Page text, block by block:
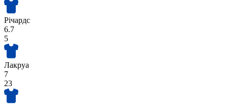
Річардс
6.7
5
Лакруа
7
23